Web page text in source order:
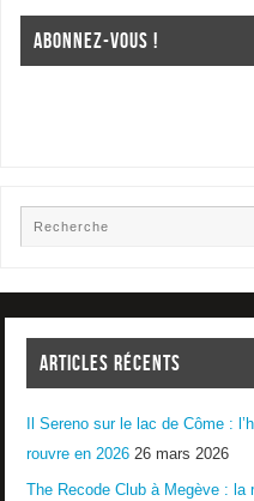
ABONNEZ-VOUS !
ARTICLES RÉCENTS
Il Sereno sur le lac de Côme :
rouvre en 2026 26 mars 2026
The Recode Club à Megève : la